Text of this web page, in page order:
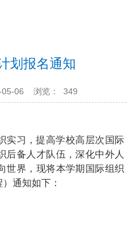
划报名通知
06 浏览： 349
实习 ，提高学校高层次国际
后备人才队伍 ，深化中外人
世界 ， 现将本学期 国际组织
）通知如下 ：